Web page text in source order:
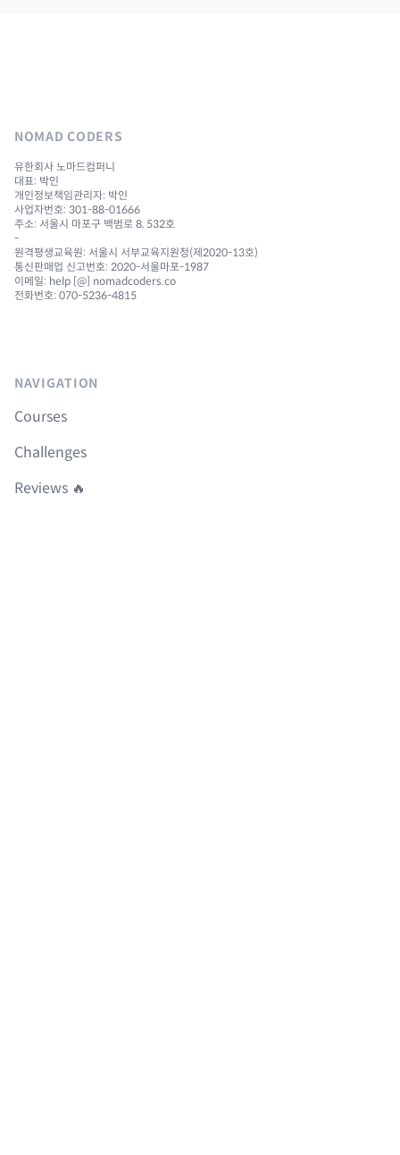
NOMAD CODERS
유한회사 노마드컴퍼니
대표: 박인
개인정보책임관리자: 박인
사업자번호: 301-88-01666
주소: 서울시 마포구 백범로 8, 532호
-
원격평생교육원: 서울시 서부교육지원청(제2020-13호)
통신판매업 신고번호: 2020-서울마포-1987
이메일: help [@] nomadcoders.co
전화번호: 070-5236-4815
NAVIGATION
Courses
Challenges
Reviews 🔥